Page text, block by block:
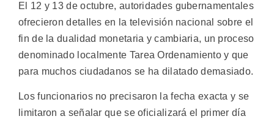
El 12 y 13 de octubre, autoridades gubernamentales
ofrecieron detalles en la televisión nacional sobre el
fin de la dualidad monetaria y cambiaria, un proceso
denominado localmente Tarea Ordenamiento y que
para muchos ciudadanos se ha dilatado demasiado.
Los funcionarios no precisaron la fecha exacta y se
limitaron a señalar que se oficializará el primer día